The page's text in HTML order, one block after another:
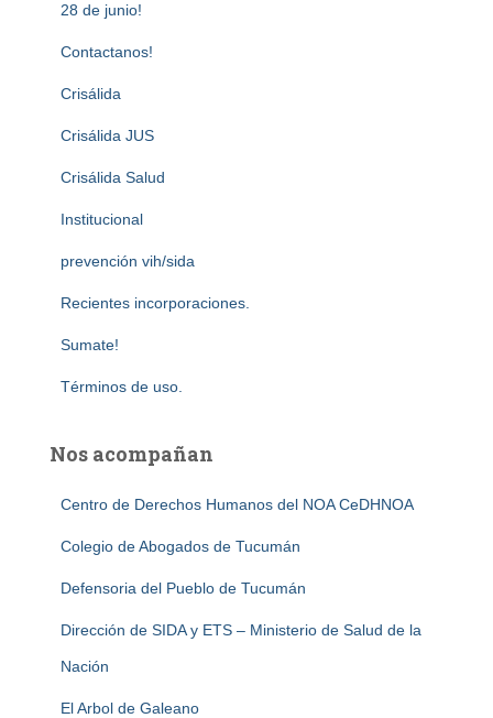
28 de junio!
Contactanos!
Crisálida
Crisálida JUS
Crisálida Salud
Institucional
prevención vih/sida
Recientes incorporaciones.
Sumate!
Términos de uso.
Nos acompañan
Centro de Derechos Humanos del NOA CeDHNOA
Colegio de Abogados de Tucumán
Defensoria del Pueblo de Tucumán
Dirección de SIDA y ETS – Ministerio de Salud de la
Nación
El Arbol de Galeano